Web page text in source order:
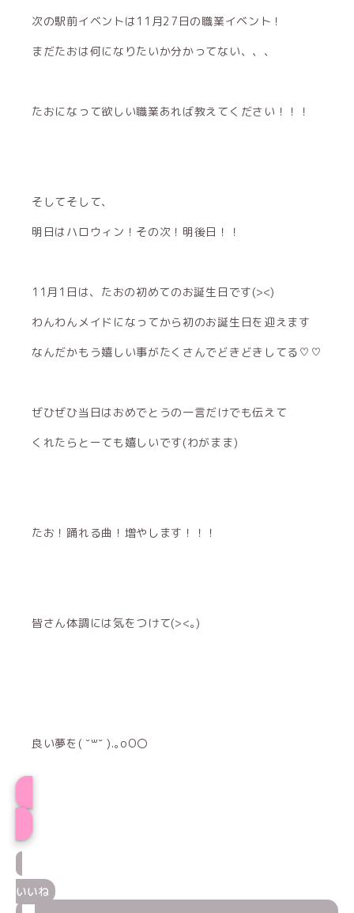
次の駅前イベントは11月27日の職業イベント！
まだたおは何になりたいか分かってない、、、
たおになって欲しい職業あれば教えてください！！！
そしてそして、
明日はハロウィン！その次！明後日！！
11月1日は、たおの初めてのお誕生日です(><)
わんわんメイドになってから初のお誕生日を迎えます
なんだかもう嬉しい事がたくさんでどきどきしてる♡♡
ぜひぜひ当日はおめでとうの一言だけでも伝えて
くれたらとーても嬉しいです(わがまま)
たお！踊れる曲！増やします！！！
皆さん体調には気をつけて(><｡)
良い夢を( ˘꒳˘ ).｡oO〇
いいね